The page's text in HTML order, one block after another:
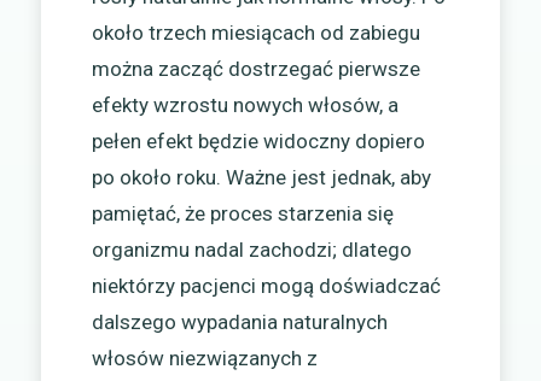
około trzech miesiącach od zabiegu
można zacząć dostrzegać pierwsze
efekty wzrostu nowych włosów, a
pełen efekt będzie widoczny dopiero
po około roku. Ważne jest jednak, aby
pamiętać, że proces starzenia się
organizmu nadal zachodzi; dlatego
niektórzy pacjenci mogą doświadczać
dalszego wypadania naturalnych
włosów niezwiązanych z